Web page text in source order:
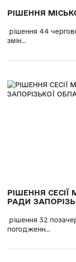
РІШЕННЯ
рішення 44
змін...
РІШЕННЯ СЕСІЇ
РАДИ
рішення 32
погодженн...